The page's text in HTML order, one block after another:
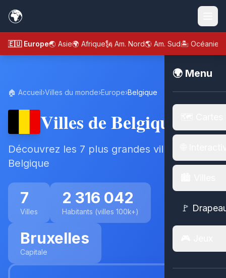
🌍
🇪🇺 Europe🌏 Asie🌍 Afrique🗽 Am. Nord🌎 Am. Sud🏝️ Océanie
🌍 Menu
🚩
🏠 Accueil›Villes du monde›Europe›Belgique
Villes de Belgique
Découvrez les 7 plus grandes villes de
Belgique
7
Villes
2 316 042
Habitants (villes 100k+)
Bruxelles
Capitale